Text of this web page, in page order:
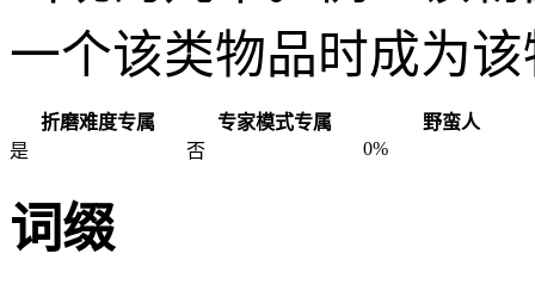
一个该类物品时成为
折磨难度专属 专家模式专属
野蛮人
是
否 0%
词缀